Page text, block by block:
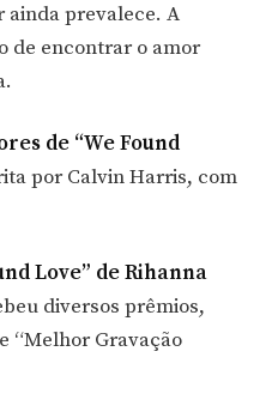
ainda prevalece. A
de encontrar o amor
de “We Found
por Calvin Harris, com
Love” de Rihanna
diversos prêmios,
“Melhor Gravação